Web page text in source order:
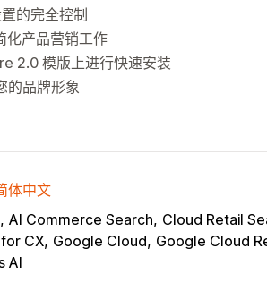
的完全控制
化产品营销工作
2.0 模版上进行快速安装
的品牌形象
体中文
AI Commerce Search Cloud Retail
CX Google Cloud Google Cloud
AI